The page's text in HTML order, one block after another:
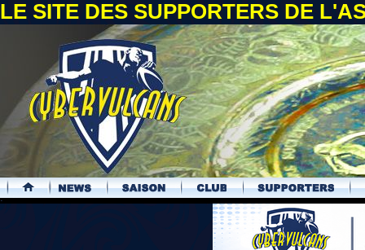
LE SITE DES SUPPORTERS DE
.